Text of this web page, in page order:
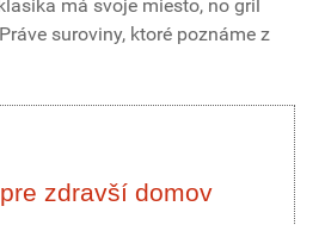
má svoje miesto, no gril
suroviny, ktoré poznáme z
zdravší domov